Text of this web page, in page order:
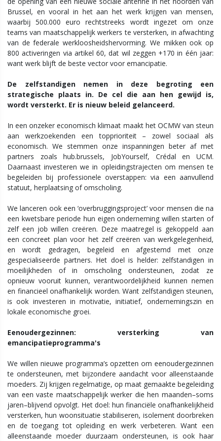
Brussel, en vooral in het aan het werk krijgen van mensen,
waarbij 500.000 euro rechtstreeks wordt ingezet om onze
teams van maatschappelijk werkers te versterken, in afwachting
van de federale werkloosheidshervorming. We mikken ook op
800 activeringen via artikel 60, dat wil zeggen +170 in één jaar:
want werk blijft de beste vector voor emancipatie.
De zelfstandigen nemen in deze begroting een
strategische plaats in. De cel die aan hen gewijd is,
wordt versterkt. Er is nieuw beleid gelanceerd.
In een onzeker economisch klimaat maakt het OCMW van steun
aan werkzoekenden een topprioriteit – zowel sociaal als
economisch. We stemmen onze inspanningen beter af met
partners zoals hub.brussels, JobYourself, Crédal en UCM.
Daarnaast investeren we in opleidingstrajecten om mensen te
begeleiden bij professionele overstappen: via een aanvullend
statuut, herplaatsing of omscholing.
We lanceren ook een ‘overbruggingsproject’ voor mensen die na
een kwetsbare periode hun eigen onderneming willen starten of
zelf een job willen creëren. Deze maatregel is gekoppeld aan
een concreet plan voor het zelf creëren van werkgelegenheid,
en wordt gedragen, begeleid en afgestemd met onze
gespecialiseerde partners. Het doel is helder: zelfstandigen in
moeilijkheden of in omscholing ondersteunen, zodat ze
opnieuw vooruit kunnen, verantwoordelijkheid kunnen nemen
en financieel onafhankelijk worden. Want zelfstandigen steunen,
is ook investeren in motivatie, initiatief, ondernemingszin en
lokale economische groei.
Eenoudergezinnen: versterking van
emancipatieprogramma's
We willen nieuwe programma’s opzetten om eenoudergezinnen
te ondersteunen, met bijzondere aandacht voor alleenstaande
moeders. Zij krijgen regelmatige, op maat gemaakte begeleiding
van een vaste maatschappelijk werker die hen maanden–soms
jaren–blijvend opvolgt. Het doel: hun financiële onafhankelijkheid
versterken, hun woonsituatie stabiliseren, isolement doorbreken
en de toegang tot opleiding en werk verbeteren. Want een
alleenstaande moeder duurzaam ondersteunen, is ook haar